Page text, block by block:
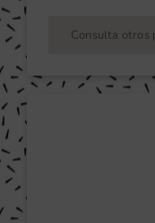
Consulta otros